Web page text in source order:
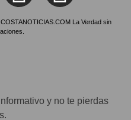
La Verdad sin
y no te pierdas